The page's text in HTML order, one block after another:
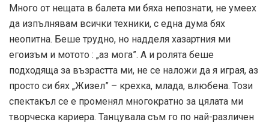
Много от нещата в балета ми бяха непознати, не умеех
да изпълнявам всички техники, с една дума бях
неопитна. Беше трудно, но надделя хазартния ми
егоизъм и мотото : „аз мога”. А и ролята беше
подходяща за възрастта ми, не се наложи да я играя, аз
просто си бях „Жизел” – крехка, млада, влюбена. Този
спектакъл се е променял многократно за цялата ми
творческа кариера. Танцувала съм го по най-различен